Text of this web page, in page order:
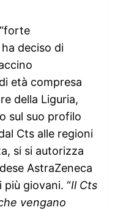
deciso di
età compresa
della Liguria,
sul suo profilo
Cts alle regioni
si si autorizza
AstraZeneca
giovani. “Il Cts
vengano